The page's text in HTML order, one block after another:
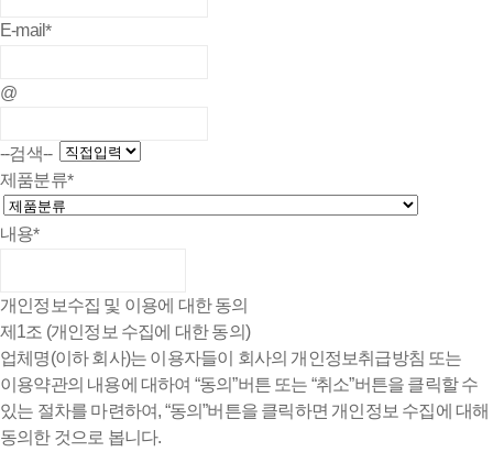
E-mail*
@
--검색--
제품분류*
내용*
개인정보수집 및 이용에 대한 동의
제1조 (개인정보 수집에 대한 동의)
업체명(이하 회사)는 이용자들이 회사의 개인정보취급방침 또는
이용약관의 내용에 대하여 “동의”버튼 또는 “취소”버튼을 클릭할 수
있는 절차를 마련하여, “동의”버튼을 클릭하면 개인정보 수집에 대해
동의한 것으로 봅니다.